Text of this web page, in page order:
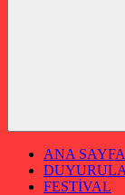
ANA SAYFA
FESTİVAL